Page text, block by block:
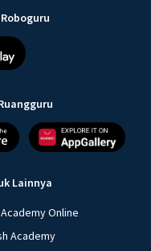
Lainnya
Online
Academy